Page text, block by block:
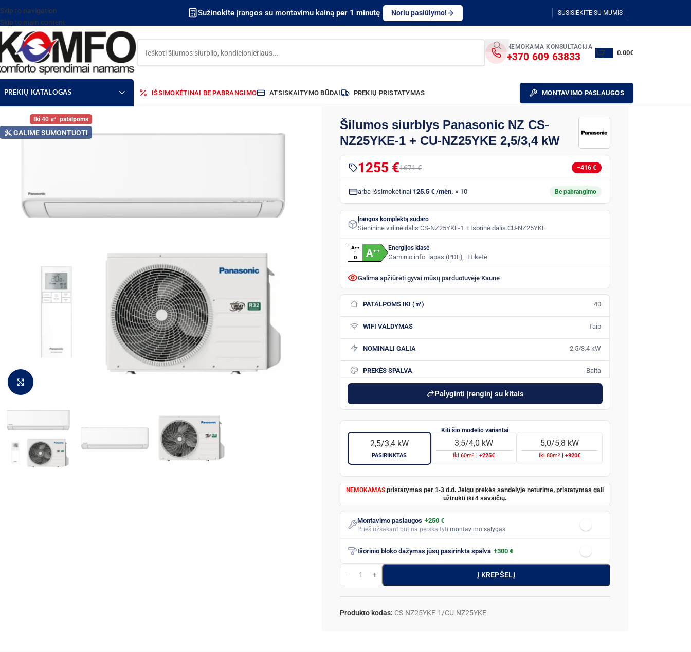
Skip to navigation
Skip to main content
Sužinokite įrangos su montavimu kainą per 1 minutę Noriu pasiūlymo! SUSISIEKITE SU MUMIS
NEMOKAMA KONSULTACIJA
+370 609 63833 0.00€
PREKIŲ KATALOGAS IŠSIMOKĖTINAI BE PABRANGIMO ATSISKAITYMO BŪDAI PREKIŲ PRISTATYMAS MONTAVIMO PASLAUGOS
40
GALIME SUMONTUOTI
Šilumos siurblys Panasonic NZ CS-
NZ25YKE-1 + CU-NZ25YKE 2,5/3,4 kW
1255 €1671 € −416 €
arba išsimokėtinai 125.5 € /mėn. × 10 Be pabrangimo
Įrangos komplektą sudaro
Sienininė vidinė dalis CS-NZ25YKE-1 + Išorinė dalis CU-NZ25YKE
A+++
↑
D A++ Energijos klasė
Gaminio info. lapas (PDF) · Etiketė
Galima apžiūrėti gyvai mūsų parduotuvėje Kaune
PATALPOMS IKI (㎡) 40
WIFI VALDYMAS Taip
NOMINALI GALIA 2.5/3.4 kW
PREKĖS SPALVA Balta
Palyginti įrenginį su kitais
2,5/3,4 kW
PASIRINKTAS
3,5/4,0 kW
iki60m2 +225€
5,0/5,8 kW
iki80m2 +920€
NEMOKAMAS pristatymas per 1-3 d.d. Jeigu prekės sandelyje neturime, pristatymas gali
užtrukti iki 4 savaičių.
Montavimo paslaugos +250 €
Prieš užsakant būtina perskaityti montavimo sąlygas
Išorinio bloko dažymas jūsų pasirinkta spalva +300 €
Į KREPŠELĮ
Produkto kodas: CS-NZ25YKE-1/CU-NZ25YKE